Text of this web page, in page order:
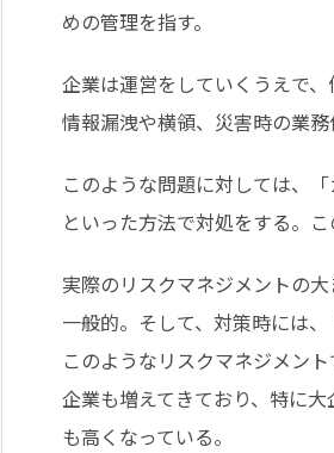
めの管理を指す。
企業は運営をしていくうえで
情報漏洩や横領、災害時の業
このような問題に対しては、
といった方法で対処をする。
実際のリスクマネジメントの
一般的。そして、対策時には
このようなリスクマネジメン
企業も増えてきており、特に
も高くなっている。